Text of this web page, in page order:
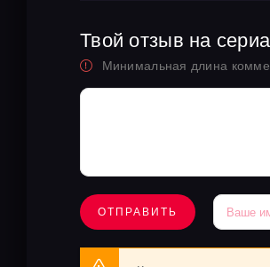
Твой отзыв на
Минимальная длина
ОТПРАВИТЬ